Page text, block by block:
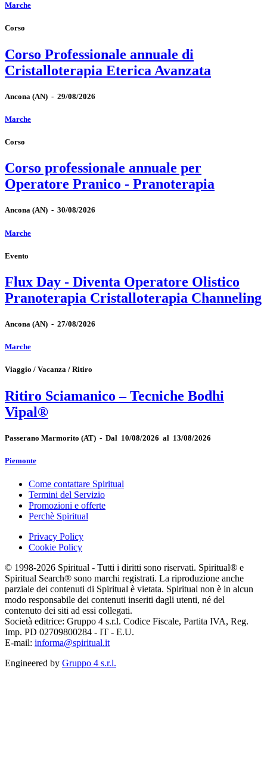
Marche
Corso
Corso Professionale annuale di
Cristalloterapia Eterica Avanzata
Ancona (AN) - 29/08/2026
Marche
Corso
Corso professionale annuale per
Operatore Pranico - Pranoterapia
Ancona (AN) - 30/08/2026
Marche
Evento
Flux Day - Diventa Operatore Olistico
Pranoterapia Cristalloterapia Channeling
Ancona (AN) - 27/08/2026
Marche
Viaggio / Vacanza / Ritiro
Ritiro Sciamanico – Tecniche Bodhi
Vipal®
Passerano Marmorito (AT) - Dal 10/08/2026 al 13/08/2026
Piemonte
Come contattare Spiritual
Termini del Servizio
Promozioni e offerte
Perchè Spiritual
Privacy Policy
Cookie Policy
© 1998-2026 Spiritual - Tutti i diritti sono riservati. Spiritual® e
Spiritual Search® sono marchi registrati. La riproduzione anche
parziale dei contenuti di Spiritual è vietata. Spiritual non è in alcun
modo responsabile dei contenuti inseriti dagli utenti, né del
contenuto dei siti ad essi collegati.
Società editrice: Gruppo 4 s.r.l. Codice Fiscale, Partita IVA, Reg.
Imp. PD 02709800284 - IT - E.U.
E-mail: informa@spiritual.it
Engineered by Gruppo 4 s.r.l.